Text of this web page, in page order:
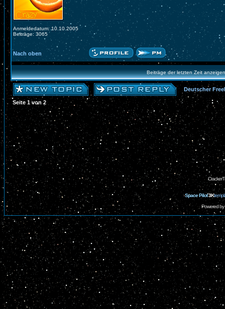
Anmeldedatum: 10.10.2005
Beiträge: 3065
Nach oben
Beiträge der letzten Zeit
Deutscher
Seite 1von 2
Space Pilot3K
Powered by